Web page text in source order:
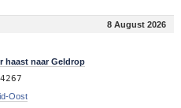
8 August 2026
haast naar Geldrop
Oost